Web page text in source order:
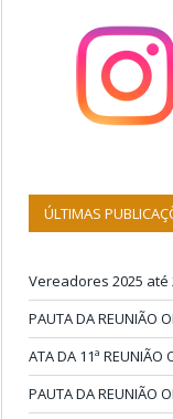
ÚLTIMAS
Vereadores 2025 até
PAUTA DA REUNIÃO
ATA DA 11ª REUNIÃO
PAUTA DA REUNIÃO